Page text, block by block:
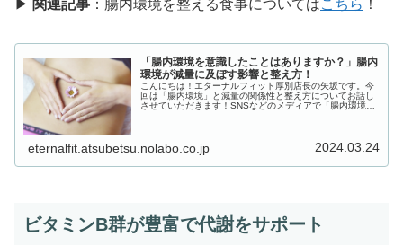
▶ 関連記事 ：腸内環境を整える食事についてはこちら ！
「腸内環境を意識したことはありますか？」腸内
環境が減量に及ぼす影響と整え方！
こんにちは！エターナルフィット厚別店長の矢坂です。今
回は「腸内環境」と減量の関係性と整え方についてお話し
させていただきます！SNSなどのメディアで「腸内環境」
eternalfit.atsubetsu.nolabo.co.jp 2024.03.24
ビタミンB群が豊富で代謝をサポート